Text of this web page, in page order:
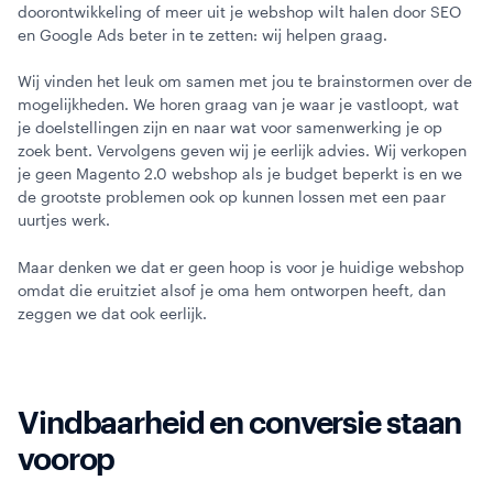
doorontwikkeling of meer uit je webshop wilt halen door SEO
en Google Ads beter in te zetten: wij helpen graag.
Wij vinden het leuk om samen met jou te brainstormen over de
mogelijkheden. We horen graag van je waar je vastloopt, wat
je doelstellingen zijn en naar wat voor samenwerking je op
zoek bent. Vervolgens geven wij je eerlijk advies. Wij verkopen
je geen Magento 2.0 webshop als je budget beperkt is en we
de grootste problemen ook op kunnen lossen met een paar
uurtjes werk.
Maar denken we dat er geen hoop is voor je huidige webshop
omdat die eruitziet alsof je oma hem ontworpen heeft, dan
zeggen we dat ook eerlijk.
Vindbaarheid en conversie staan
voorop